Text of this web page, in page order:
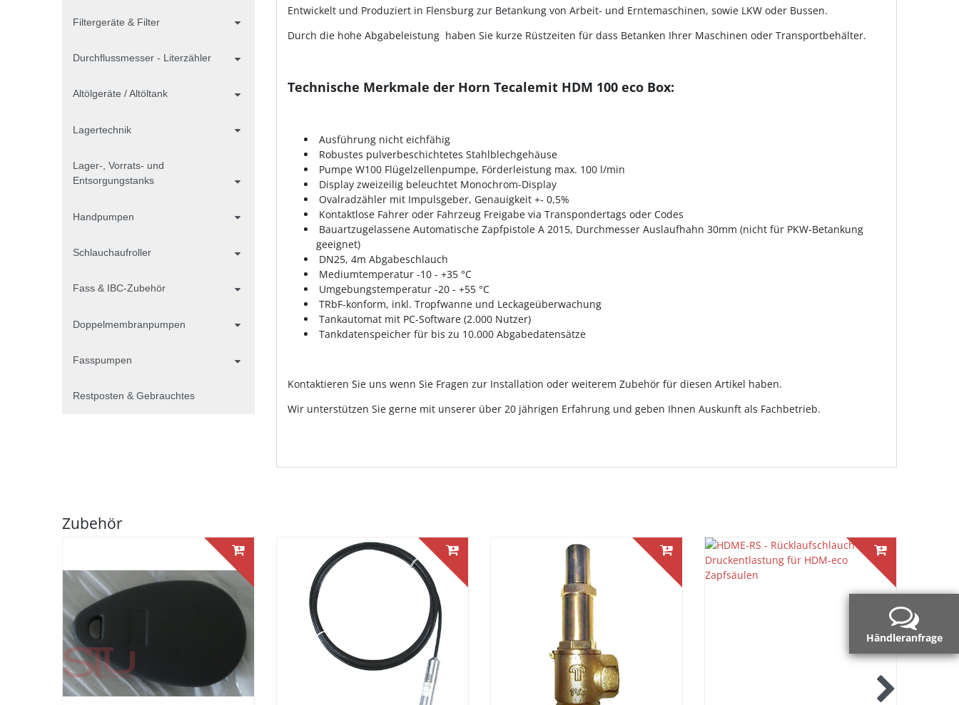
Händleranfrage
Filtergeräte & Filter
Durchflussmesser - Literzähler
Altölgeräte / Altöltank
Lagertechnik
Lager-, Vorrats- und
Entsorgungstanks
Handpumpen
Schlauchaufroller
Fass & IBC-Zubehör
Doppelmembranpumpen
Fasspumpen
Restposten & Gebrauchtes
Entwickelt und Produziert in Flensburg zur Betankung von Arbeit- und Erntemaschinen, sowie LKW oder Bussen.
Durch die hohe Abgabeleistung haben Sie kurze Rüstzeiten für dass Betanken Ihrer Maschinen oder Transportbehälter.
Technische Merkmale der Horn Tecalemit HDM 100 eco Box:
Ausführung nicht eichfähig
Robustes pulverbeschichtetes Stahlblechgehäuse
Pumpe W100 Flügelzellenpumpe, Förderleistung max. 100 l/min
Display zweizeilig beleuchtet Monochrom-Display
Ovalradzähler mit Impulsgeber, Genauigkeit +- 0,5%
Kontaktlose Fahrer oder Fahrzeug Freigabe via Transpondertags oder Codes
Bauartzugelassene Automatische Zapfpistole A 2015, Durchmesser Auslaufhahn 30mm (nicht für PKW-Betankung
geeignet)
DN25, 4m Abgabeschlauch
Mediumtemperatur -10 - +35 °C
Umgebungstemperatur -20 - +55 °C
TRbF-konform, inkl. Tropfwanne und Leckageüberwachung
Tankautomat mit PC-Software (2.000 Nutzer)
Tankdatenspeicher für bis zu 10.000 Abgabedatensätze
Kontaktieren Sie uns wenn Sie Fragen zur Installation oder weiterem Zubehör für diesen Artikel haben.
Wir unterstützen Sie gerne mit unserer über 20 jährigen Erfahrung und geben Ihnen Auskunft als Fachbetrieb.
Zubehör